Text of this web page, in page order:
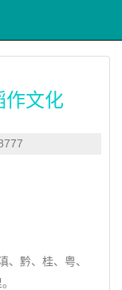
文化
黔、桂、粤、